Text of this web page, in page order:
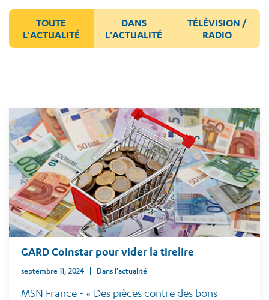
TOUTE
L'ACTUALITÉ
DANS
L'ACTUALITÉ
TÉLÉVISION /
RADIO
GARD Coinstar pour vider la tirelire
septembre 11, 2024 Dans l'actualité
MSN France - « Des pièces contre des bons